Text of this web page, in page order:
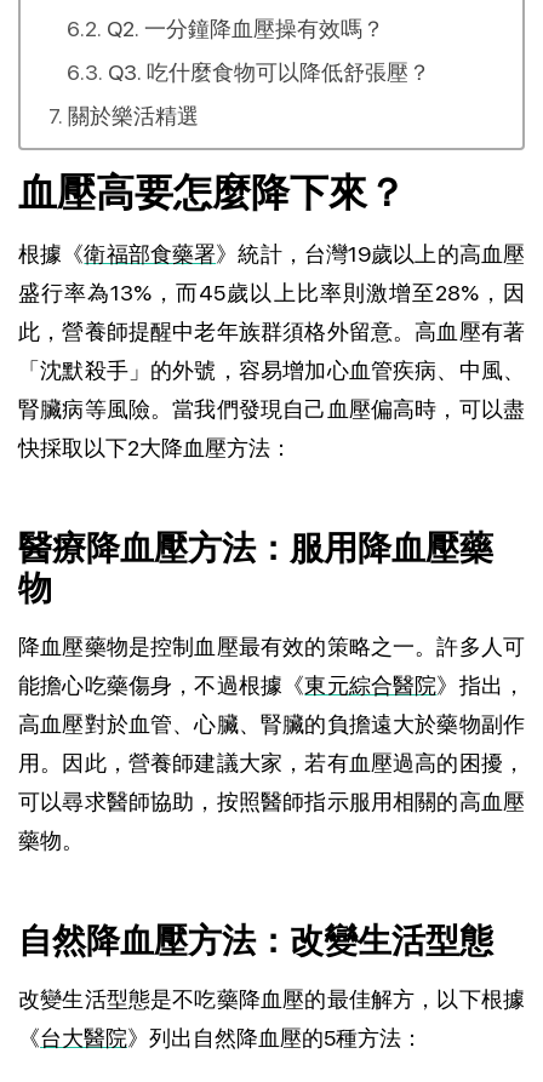
Q2. 一分鐘降血壓操有效嗎？
Q3. 吃什麼食物可以降低舒張壓？
關於樂活精選
血壓高要怎麼降下來？
根據《衛福部食藥署》統計，台灣19歲以上的高血壓
盛行率為13%，而45歲以上比率則激增至28%，因
此，營養師提醒中老年族群須格外留意。高血壓有著
「沈默殺手」的外號，容易增加心血管疾病、中風、
腎臟病等風險。當我們發現自己血壓偏高時，可以盡
快採取以下2大降血壓方法：
醫療降血壓方法：服用降血壓藥
物
降血壓藥物是控制血壓最有效的策略之一。許多人可
能擔心吃藥傷身，不過根據《東元綜合醫院》指出，
高血壓對於血管、心臟、腎臟的負擔遠大於藥物副作
用。因此，營養師建議大家，若有血壓過高的困擾，
可以尋求醫師協助，按照醫師指示服用相關的高血壓
藥物。
自然降血壓方法：改變生活型態
改變生活型態是不吃藥降血壓的最佳解方，以下根據
《台大醫院》列出自然降血壓的5種方法：